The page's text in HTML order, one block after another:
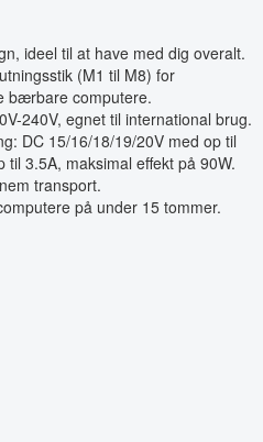
ideel til at have med dig overalt.
(M1 til M8) for
bærbare computere.
240V, egnet til international brug.
DC 15/16/18/19/20V med op til
til 3.5A, maksimal effekt på 90W.
transport.
på under 15 tommer.